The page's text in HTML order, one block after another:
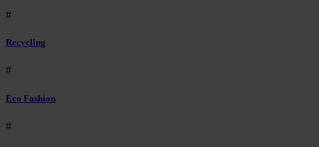
#
Recycling
#
Eco Fashion
#